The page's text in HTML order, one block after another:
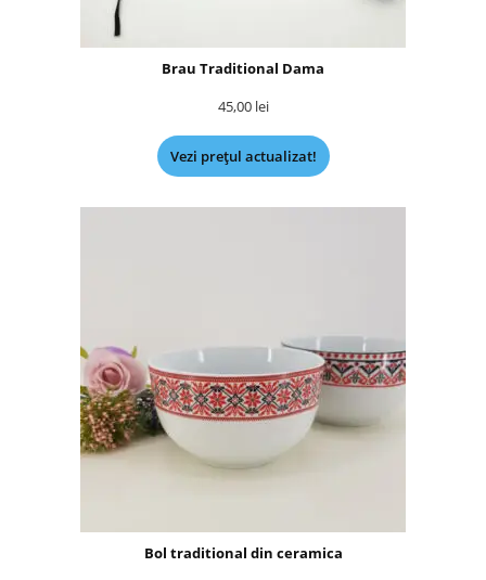
Brau Traditional Dama
45,00 lei
Vezi prețul actualizat!
Bol traditional din ceramica